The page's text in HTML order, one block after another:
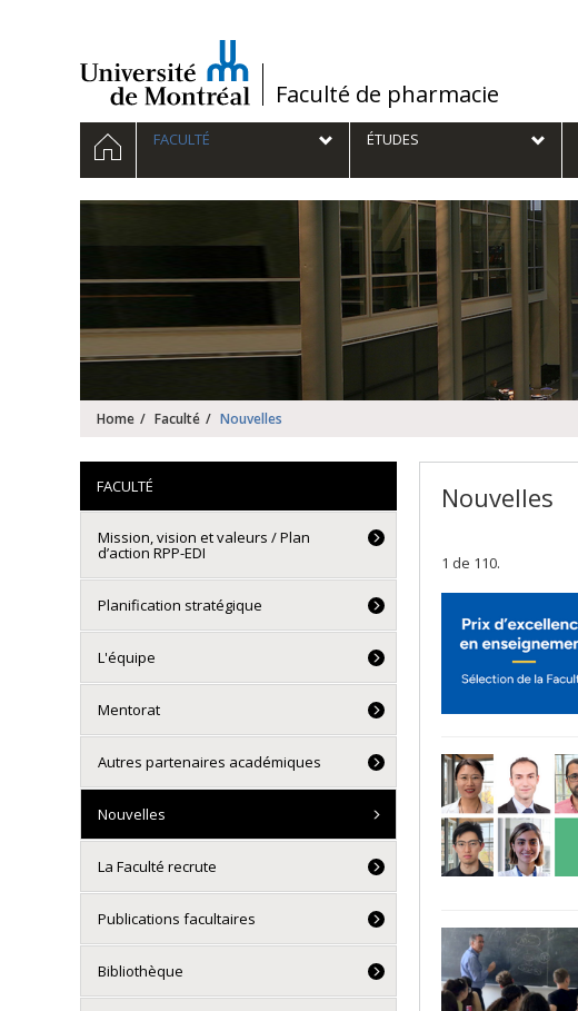
/Faculté de pharmacie
Navigation
principale
HOMEFACULTÉ ÉTUDES
Home Faculté Nouvelles
Nouvelles
1 de 110.
FACULTÉ
Mission, vision et valeurs / Plan
d’action RPP-EDI
Planification stratégique
L'équipe
Mentorat
Autres partenaires académiques
Nouvelles
La Faculté recrute
Publications facultaires
Bibliothèque